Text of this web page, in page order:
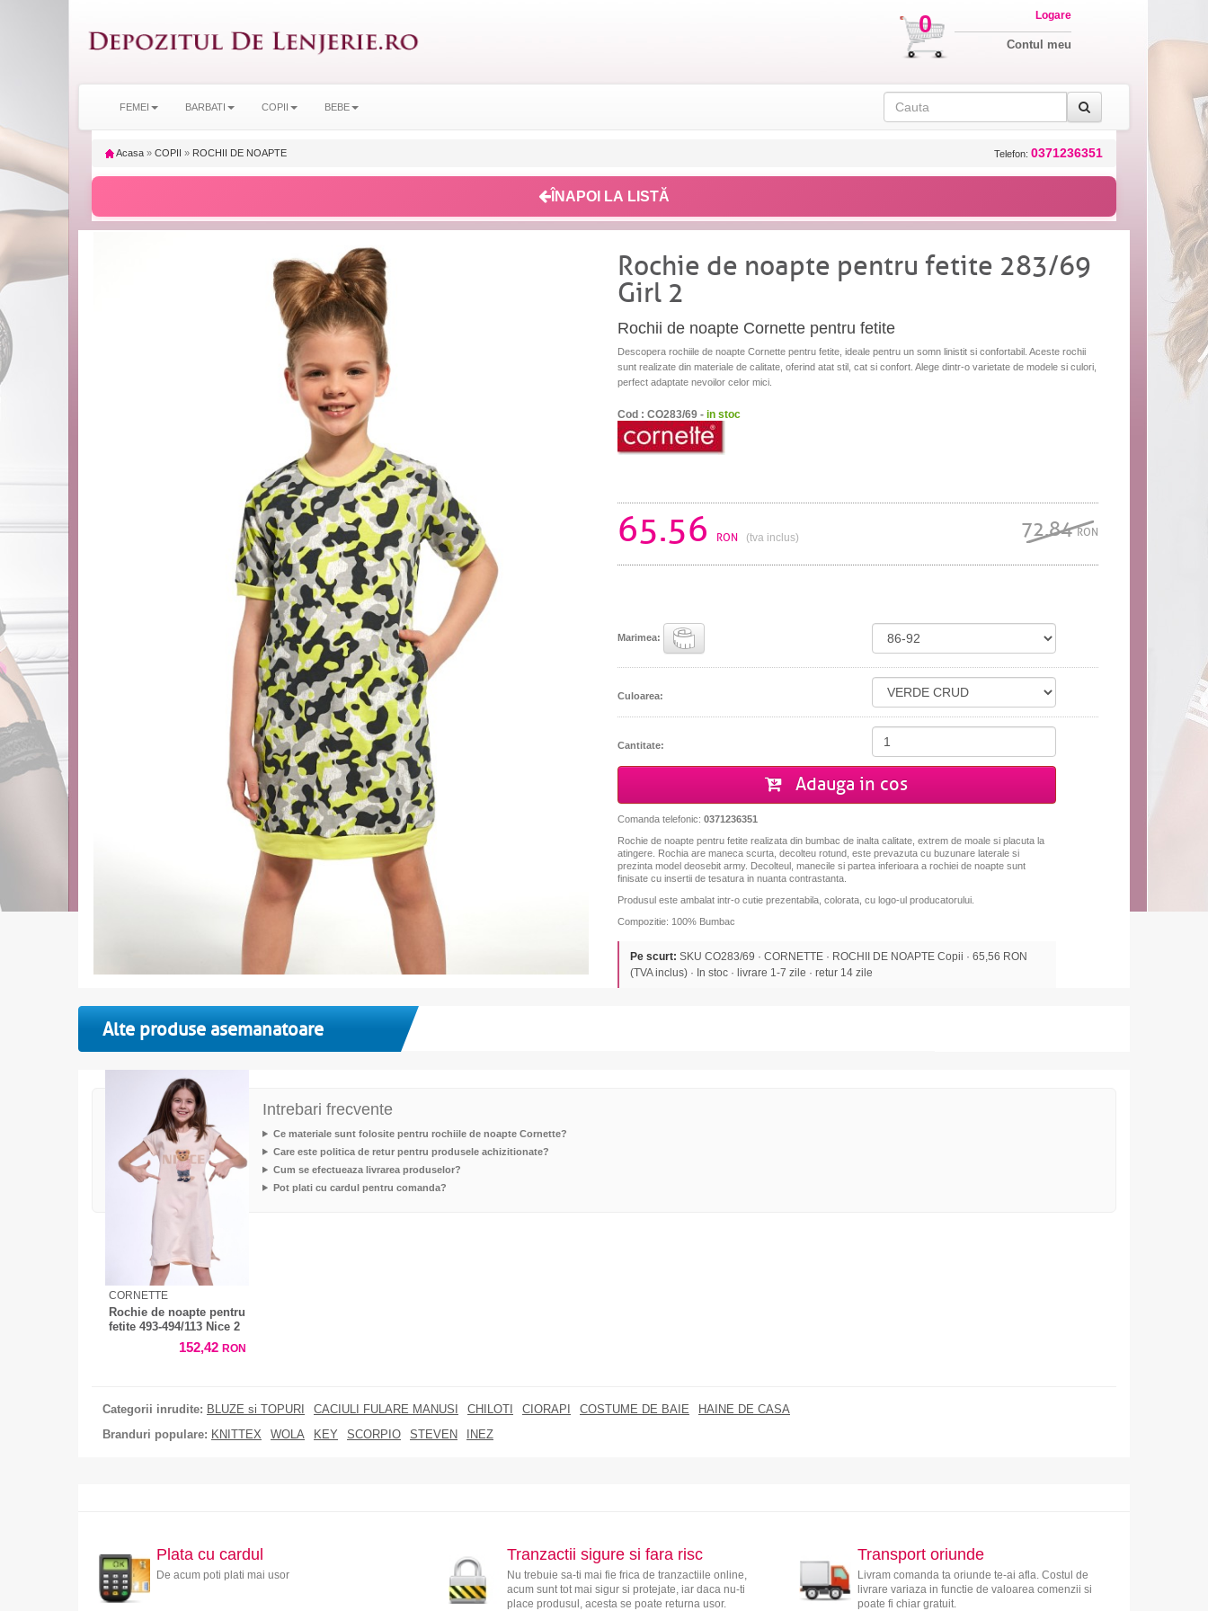
0 Logare
Contul meu
FEMEI BARBATI COPII BEBE
Acasa » COPII » ROCHII DE NOAPTE Telefon: 0371236351
ÎNAPOI LA LISTĂ
Rochie de noapte pentru fetite 283/69
Girl 2
Rochii de noapte Cornette pentru fetite
Descopera rochiile de noapte Cornette pentru fetite, ideale pentru un somn linistit si confortabil. Aceste rochii
sunt realizate din materiale de calitate, oferind atat stil, cat si confort. Alege dintr-o varietate de modele si culori,
perfect adaptate nevoilor celor mici.
Cod : CO283/69 - in stoc
65.56 RON (tva inclus) 72.84RON
Marimea:
Culoarea:
Cantitate:
Adauga in cos
Comanda telefonic: 0371236351
Rochie de noapte pentru fetite realizata din bumbac de inalta calitate, extrem de moale si placuta la
atingere. Rochia are maneca scurta, decolteu rotund, este prevazuta cu buzunare laterale si
prezinta model deosebit army. Decolteul, manecile si partea inferioara a rochiei de noapte sunt
finisate cu insertii de tesatura in nuanta contrastanta.
Produsul este ambalat intr-o cutie prezentabila, colorata, cu logo-ul producatorului.
Compozitie: 100% Bumbac
Pe scurt: SKU CO283/69 · CORNETTE · ROCHII DE NOAPTE Copii · 65,56 RON
(TVA inclus) · In stoc · livrare 1-7 zile · retur 14 zile
Alte produse asemanatoare
CORNETTE
Rochie de noapte pentru
fetite 493-494/113 Nice 2
152,42 RON
Categorii inrudite: BLUZE si TOPURI CACIULI FULARE MANUSI CHILOTI CIORAPI COSTUME DE BAIE
HAINE DE CASA
Branduri populare: KNITTEX WOLA KEY SCORPIO STEVEN INEZ
Intrebari frecvente
Ce materiale sunt folosite pentru rochiile de noapte Cornette?
Care este politica de retur pentru produsele achizitionate?
Cum se efectueaza livrarea produselor?
Pot plati cu cardul pentru comanda?
Plata cu cardul
De acum poti plati mai usor
Tranzactii sigure si fara risc
Nu trebuie sa-ti mai fie frica de tranzactiile online,
acum sunt tot mai sigur si protejate, iar daca nu-ti
place produsul, acesta se poate returna usor.
Transport oriunde
Livram comanda ta oriunde te-ai afla. Costul de
livrare variaza in functie de valoarea comenzii si
poate fi chiar gratuit.